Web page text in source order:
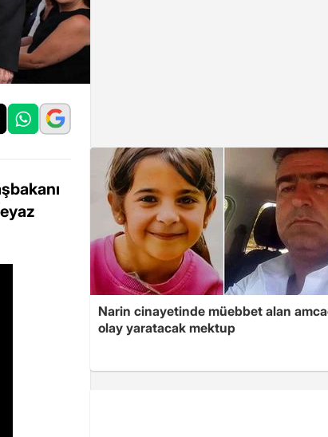
Narin cinayetinde müebbet alan
olay yaratacak mektup